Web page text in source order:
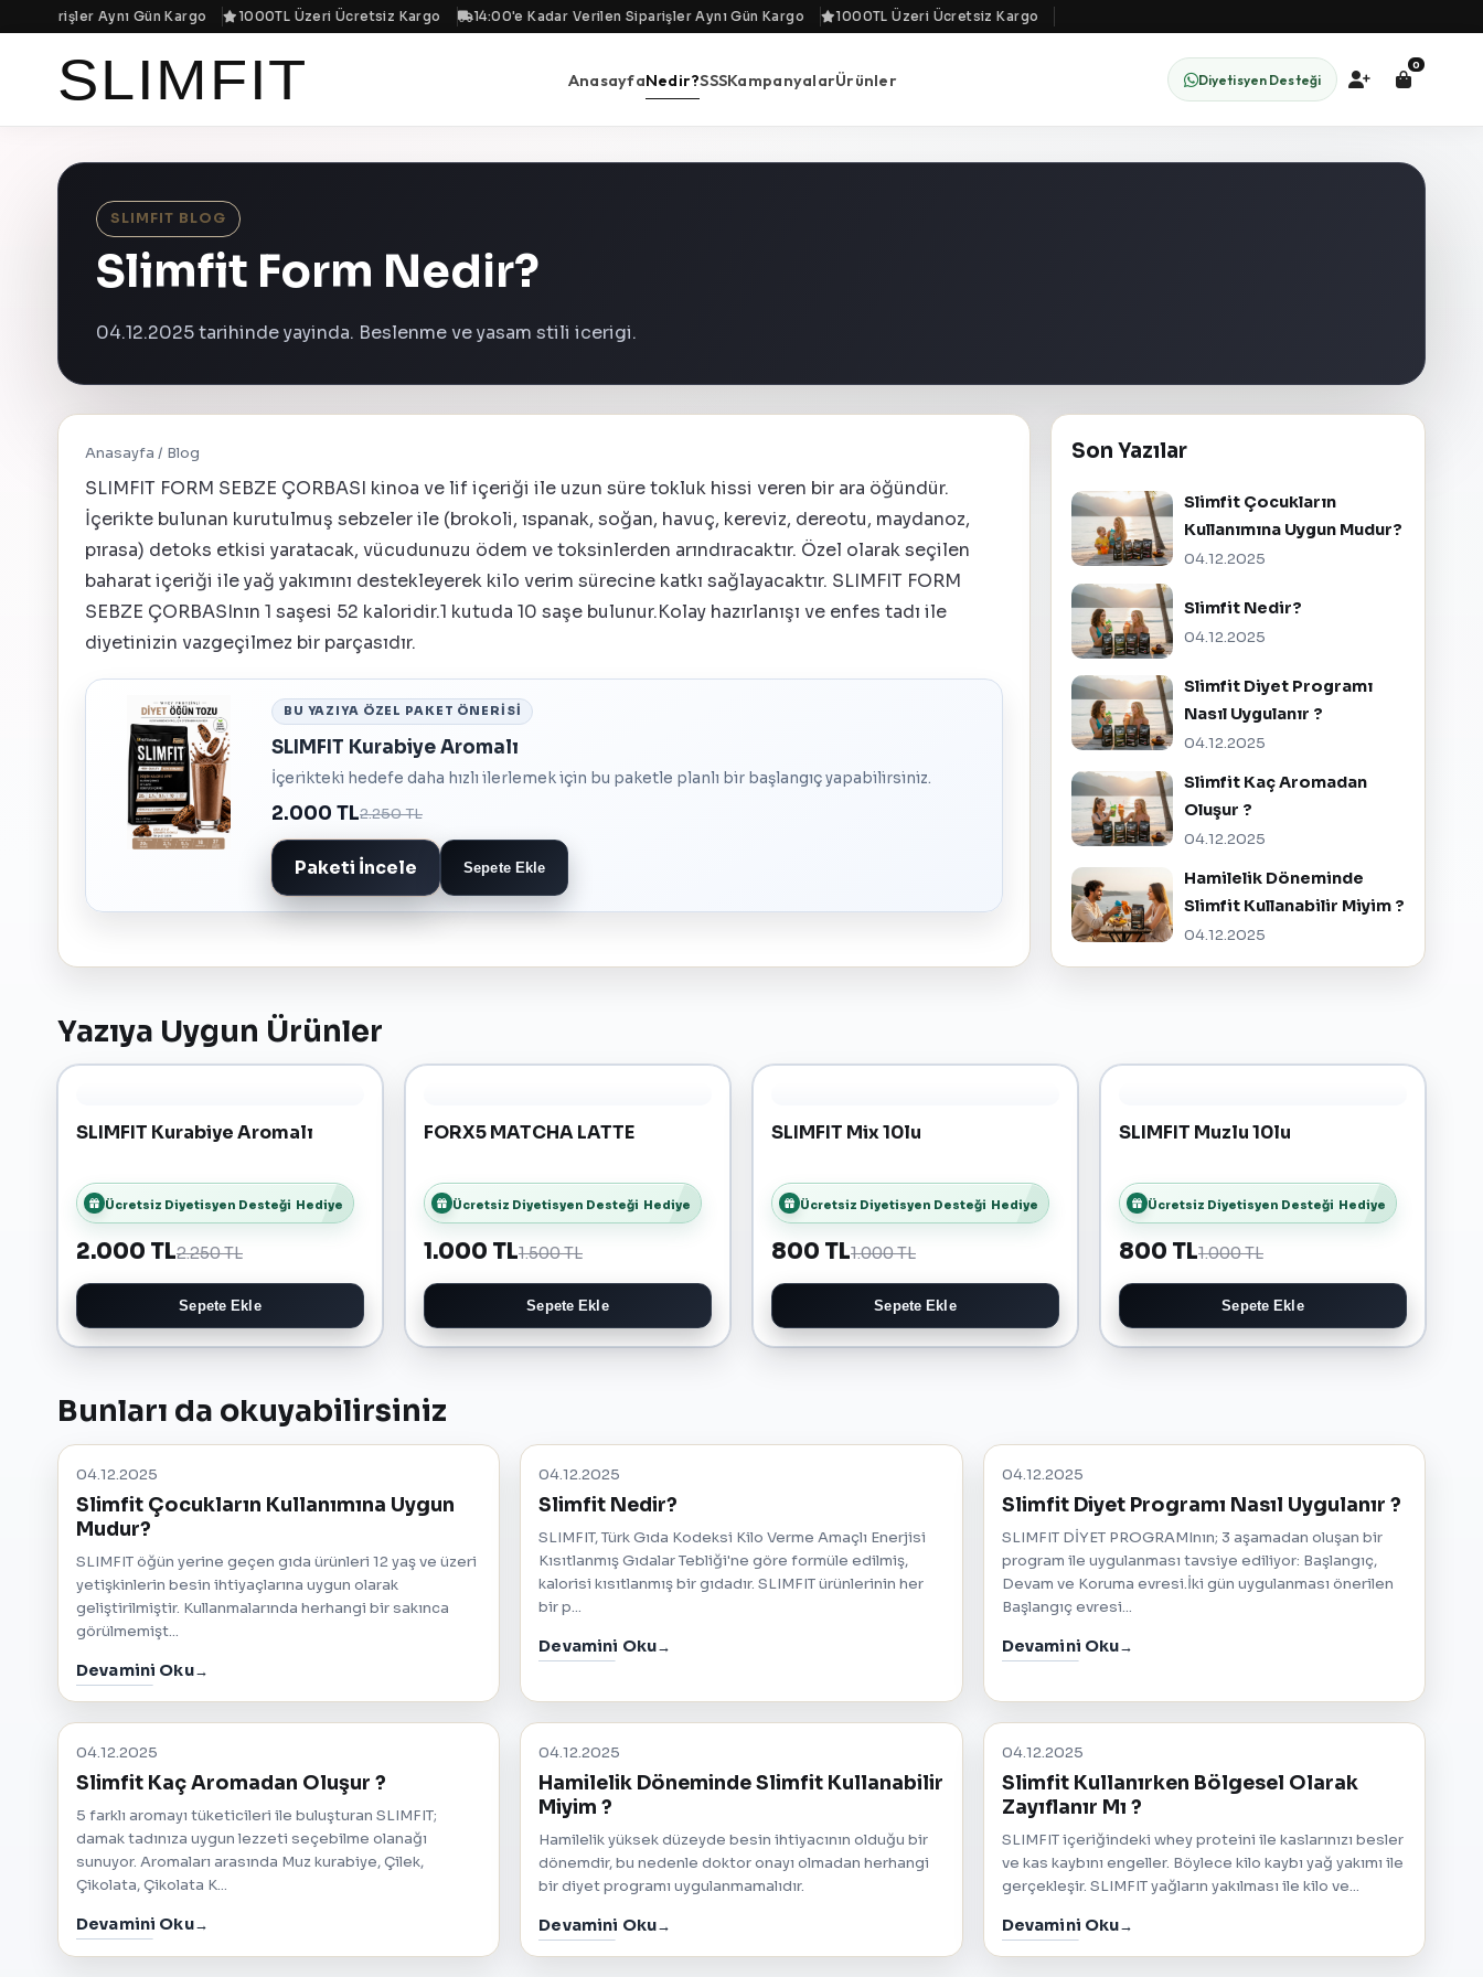
Siparişler Aynı Gün Kargo 1000TL Üzeri Ücretsiz Kargo 14:00'e Kadar Verilen Siparişler Aynı Gün Kargo 1000TL Üzeri Ücretsiz Kargo
SLIMFIT AnasayfaNedir?SSSKampanyalarÜrünler Diyetisyen Desteği
0
SLIMFIT BLOG
Slimfit Form Nedi̇r?
04.12.2025 tarihinde yayinda. Beslenme ve yasam stili icerigi.
Anasayfa / Blog
SLIMFIT FORM SEBZE ÇORBASI kinoa ve lif içeriği ile uzun süre tokluk hissi veren bir ara öğündür.
İçerikte bulunan kurutulmuş sebzeler ile (brokoli, ıspanak, soğan, havuç, kereviz, dereotu, maydanoz,
pırasa) detoks etkisi yaratacak, vücudunuzu ödem ve toksinlerden arındıracaktır. Özel olarak seçilen
baharat içeriği ile yağ yakımını destekleyerek kilo verim sürecine katkı sağlayacaktır. SLIMFIT FORM
SEBZE ÇORBASInın 1 saşesi 52 kaloridir.1 kutuda 10 saşe bulunur.Kolay hazırlanışı ve enfes tadı ile
diyetinizin vazgeçilmez bir parçasıdır.
BU YAZIYA ÖZEL PAKET ÖNERISI
SLIMFIT Kurabiye Aromalı
İçerikteki hedefe daha hızlı ilerlemek için bu paketle planlı bir başlangıç yapabilirsiniz.
2.000 TL2.250 TL
Paketi İncele Sepete Ekle
Son Yazılar
Slimfit Çocukların
Kullanımına Uygun Mudur?
04.12.2025
Slimfit Nedir?
04.12.2025
Slimfit Diyet Programı
Nasıl Uygulanır ?
04.12.2025
Slimfit Kaç Aromadan
Oluşur ?
04.12.2025
Hamilelik Döneminde
Slimfit Kullanabilir Miyim ?
04.12.2025
Yazıya Uygun Ürünler
SLIMFIT Kurabiye Aromalı
Ücretsiz Diyetisyen Desteği Hediye
2.000 TL2.250 TL
Sepete Ekle
FORX5 MATCHA LATTE
Ücretsiz Diyetisyen Desteği Hediye
1.000 TL1.500 TL
Sepete Ekle
SLIMFIT Mix 10lu
Ücretsiz Diyetisyen Desteği Hediye
800 TL1.000 TL
Sepete Ekle
SLIMFIT Muzlu 10lu
Ücretsiz Diyetisyen Desteği Hediye
800 TL1.000 TL
Sepete Ekle
Bunları da okuyabilirsiniz
04.12.2025
Slimfit Çocukların Kullanımına Uygun
Mudur?
SLIMFIT öğün yerine geçen gıda ürünleri 12 yaş ve üzeri
yetişkinlerin besin ihtiyaçlarına uygun olarak
geliştirilmiştir. Kullanmalarında herhangi bir sakınca
görülmemişt...
Devamini Oku
04.12.2025
Slimfit Nedir?
SLIMFIT, Türk Gıda Kodeksi Kilo Verme Amaçlı Enerjisi
Kısıtlanmış Gıdalar Tebliği'ne göre formüle edilmiş,
kalorisi kısıtlanmış bir gıdadır. SLIMFIT ürünlerinin her
bir p...
Devamini Oku
04.12.2025
Slimfit Diyet Programı Nasıl Uygulanır ?
SLIMFIT DİYET PROGRAMInın; 3 aşamadan oluşan bir
program ile uygulanması tavsiye ediliyor: Başlangıç,
Devam ve Koruma evresi.İki gün uygulanması önerilen
Başlangıç evresi...
Devamini Oku
04.12.2025
Slimfit Kaç Aromadan Oluşur ?
5 farklı aromayı tüketicileri ile buluşturan SLIMFIT;
damak tadınıza uygun lezzeti seçebilme olanağı
sunuyor. Aromaları arasında Muz kurabiye, Çilek,
Çikolata, Çikolata K...
Devamini Oku
04.12.2025
Hamilelik Döneminde Slimfit Kullanabilir
Miyim ?
Hamilelik yüksek düzeyde besin ihtiyacının olduğu bir
dönemdir, bu nedenle doktor onayı olmadan herhangi
bir diyet programı uygulanmamalıdır.
Devamini Oku
04.12.2025
Slimfit Kullanırken Bölgesel Olarak
Zayıflanır Mı ?
SLIMFIT içeriğindeki whey proteini ile kaslarınızı besler
ve kas kaybını engeller. Böylece kilo kaybı yağ yakımı ile
gerçekleşir. SLIMFIT yağların yakılması ile kilo ve...
Devamini Oku